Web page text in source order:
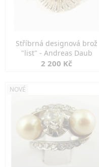
Stříbrná designová brož
"list" - Andreas Daub
2 200 Kč
NOVÉ